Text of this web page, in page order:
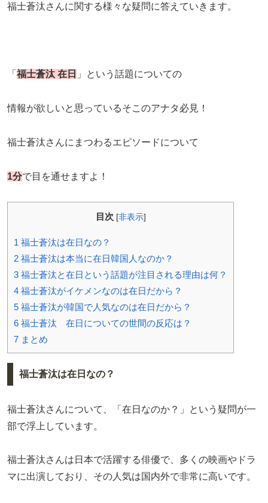
福士蒼汰さんに関する様々な疑問に答えていきます。
「 福士蒼汰 在日 」という話題についての
情報が欲しいと思っているそこのアナタ必見！
福士蒼汰さんにまつわるエピソードについて
1分で目を通せますよ！
目次 [非表示]
1 福士蒼汰は在日なの？
2 福士蒼汰は本当に在日韓国人なのか？
3 福士蒼汰と在日という話題が注目される理由は何？
4 福士蒼汰がイケメンなのは在日だから？
5 福士蒼汰が韓国で人気なのは在日だから？
6 福士蒼汰 在日についての世間の反応は？
7 まとめ
福士蒼汰は在日なの？
福士蒼汰さんについて、「在日なのか？」という疑問が一
部で浮上しています。
福士蒼汰さんは日本で活躍する俳優で、多くの映画やドラ
マに出演しており、その人気は国内外で非常に高いです。